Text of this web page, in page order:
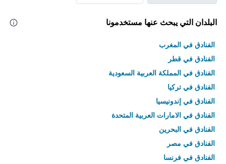
البلدان التي يبحث عنها مستخدمونا
الفنادق في المغرب
الفنادق في قطر
الفنادق في المملكة العربية السعودية
الفنادق في تركيا
الفنادق في إندونيسيا
الفنادق في الامارات العربية المتحدة
الفنادق في البحرين
الفنادق في مصر
الفنادق في فرنسا